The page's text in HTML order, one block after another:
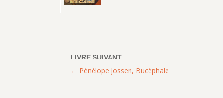
Pénélope Jossen, Bucéphale